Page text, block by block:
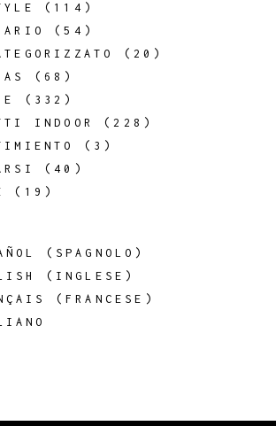
(114)
(54)
(20)
(68)
(332)
INDOOR
(228)
(3)
(40)
(19)
( SPAGNOLO )
( INGLESE )
(FRANCESE )